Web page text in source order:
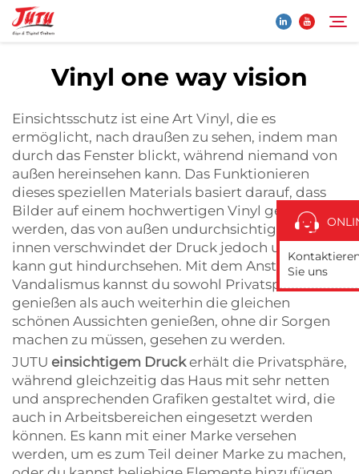
Produkte
Über Uns
Anwendung
Nachrichten
Kontaktieren Sie Uns
Suche
Sie uns
Vinyl one way vision
Einsichtsschutz ist eine Art Vinyl, die es
ermöglicht, nach draußen zu sehen, indem man
durch das Fenster blickt, während niemand von
außen hereinsehen kann. Das Funktionieren
dieses speziellen Materials basiert darauf, dass
Bilder auf einem hochwertigen Vinyl gedruckt
werden, das von außen undurchsichtig ist. Von
innen verschwindet der Druck jedoch und man
kann gut hindurchsehen. Mit dem Anstieg von
Vandalismus kannst du sowohl Privatsphäre
genießen als auch weiterhin die gleichen
schönen Aussichten genießen, ohne dir Sorgen
machen zu müssen, gesehen zu werden.
JUTU einsichtigem Druckerhält die Privatsphäre,
während gleichzeitig das Haus mit sehr netten
und ansprechenden Grafiken gestaltet wird, die
auch in Arbeitsbereichen eingesetzt werden
können. Es kann mit einer Marke versehen
werden, um es zum Teil deiner Marke zu machen,